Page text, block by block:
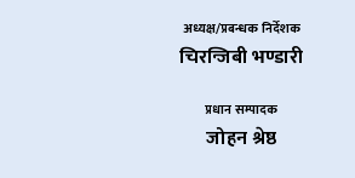
अध्यक्ष/प्रबन्धक निर्देशक
चिरन्जिबी भण्डारी
प्रधान सम्पादक
जोहन श्रेष्ठ